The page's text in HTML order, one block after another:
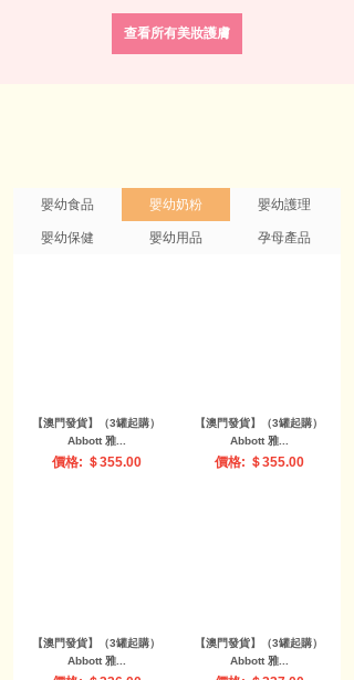
查看所有美妝護膚
嬰幼食品 嬰幼奶粉 嬰幼護理
嬰幼保健 嬰幼用品 孕母產品
【澳門發貨】（3罐起購）
Abbott 雅...
價格: ＄355.00
【澳門發貨】（3罐起購）
Abbott 雅...
價格: ＄355.00
【澳門發貨】（3罐起購）
Abbott 雅...
【澳門發貨】（3罐起購）
Abbott 雅...